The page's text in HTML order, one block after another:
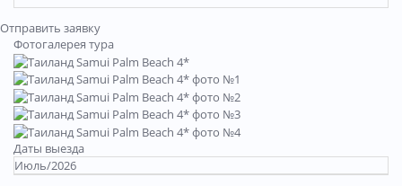
Отправить заявку
Фотогалерея тура
Даты выезда
Июль/2026